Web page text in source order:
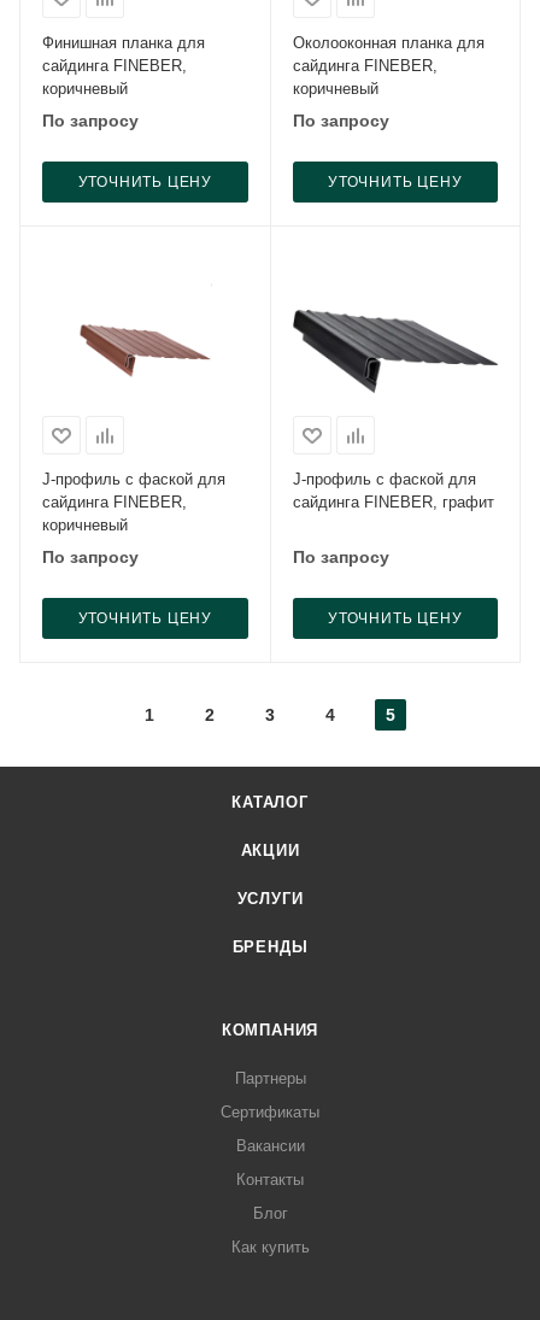
Финишная планка для
сайдинга FINEBER,
коричневый
По запросу
УТОЧНИТЬ ЦЕНУ
Околооконная планка для
сайдинга FINEBER,
коричневый
По запросу
УТОЧНИТЬ ЦЕНУ
J-профиль с фаской для
сайдинга FINEBER,
коричневый
По запросу
УТОЧНИТЬ ЦЕНУ
J-профиль с фаской для
сайдинга FINEBER, графит
По запросу
УТОЧНИТЬ ЦЕНУ
1 2 3 4 5
КАТАЛОГ
АКЦИИ
УСЛУГИ
БРЕНДЫ
КОМПАНИЯ
Партнеры
Сертификаты
Вакансии
Контакты
Блог
Как купить